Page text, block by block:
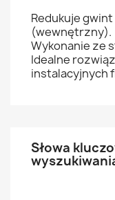
Redukuje
(wewnętrzny).
Wykonanie ze
Idealne
instalacyjnych
Słowa